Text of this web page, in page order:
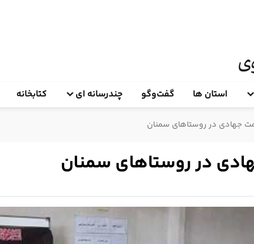
استان ها گفت‌وگو چندرسانه ای کتابخانه
جهادی‌ در روستاهای سمنان
در روستاهای سمنان